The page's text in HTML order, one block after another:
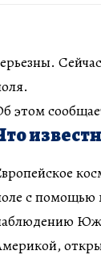
этом
с помощью